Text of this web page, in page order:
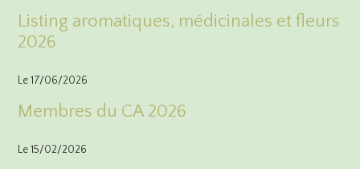
Listing aromatiques, médicinales et fleurs
2026
Le 17/06/2026
Membres du CA 2026
Le 15/02/2026